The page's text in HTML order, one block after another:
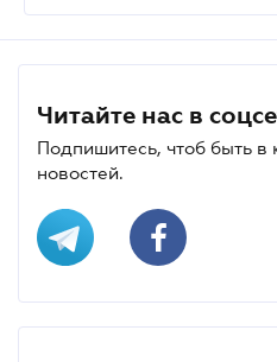
Читайте нас в
Подпишитесь, чтоб быть в
новостей.